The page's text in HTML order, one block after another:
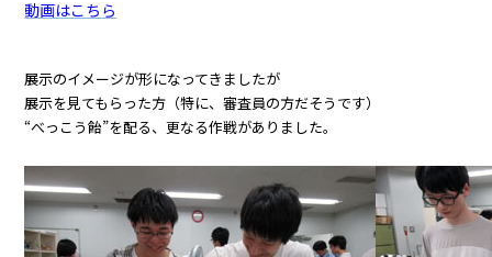
動画はこちら
展示のイメージが形になってきましたが
展示を見てもらった方（特に、審査員の方だそうです）
“べっこう飴”を配る、更なる作戦がありました。